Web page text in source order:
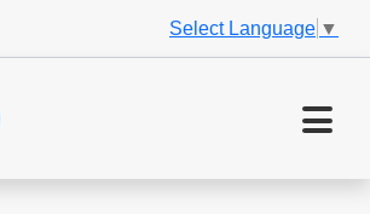
Select Language ▼